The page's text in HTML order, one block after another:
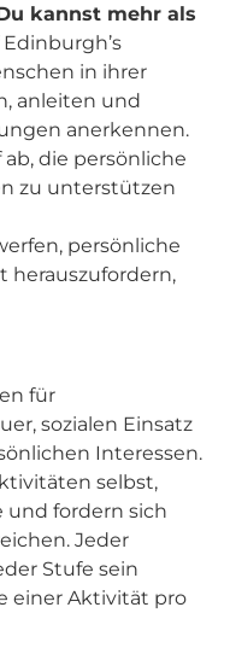
kannst mehr als
in ihrer
anleiten und
anerkennen.
die persönliche
zu unterstützen
persönliche
herauszufordern,
für
sozialen Einsatz
Interessen.
selbst,
und fordern sich
Jeder
Stufe sein
einer Aktivität pro